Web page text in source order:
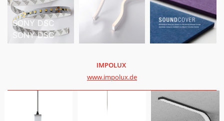
IMPOLUX
www.impolux.de
SONY DSC
SONY DSC